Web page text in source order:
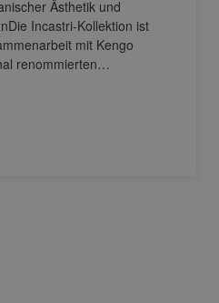
Ästhetik und
Incastri-Kollektion ist
mit Kengo
renommierten…